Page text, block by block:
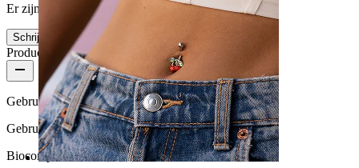
Er zijn nog geen reviews voor dit product
Schrijf een review
Productkwaliteit
Gebruikshoeveelheid
Gebruik voor af en toe
Biocompatibiliteit